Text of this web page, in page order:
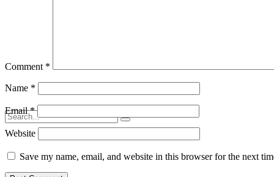
No Result
Comment *
Name *
Email*
Website
Save my name, email, and website in this browser for the next